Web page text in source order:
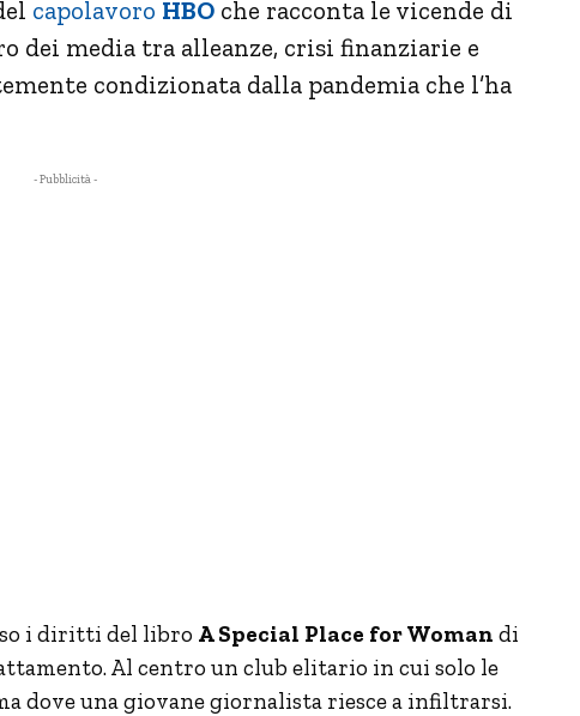
capolavoro HBO che racconta le vicende di
dei media tra alleanze, crisi finanziarie e
condizionata dalla pandemia che l’ha
- Pubblicità -
i diritti del libro A Special Place for Woman di
Al centro un club elitario in cui solo le
dove una giovane giornalista riesce a infiltrarsi.